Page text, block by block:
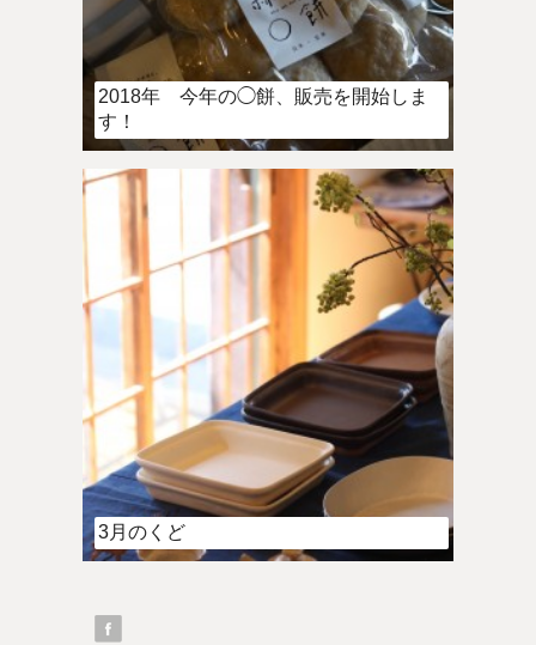
2018年 今年の◯餅、販売を開始しま
す！
3月のくど